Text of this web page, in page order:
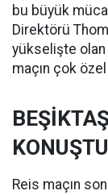
bu büyük
Direktörü
yükselişte
maçın çok
Reis maçın